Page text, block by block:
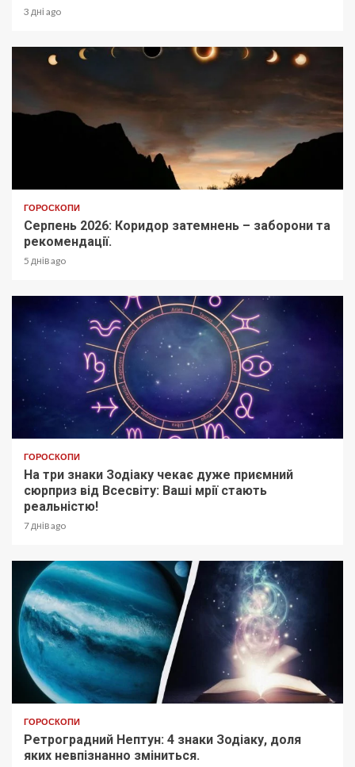
3 дні ago
ГОРОСКОПИ
Серпень 2026: Коридор затемнень – заборони та
рекомендації.
5 днів ago
ГОРОСКОПИ
На три знаки Зодіаку чекає дуже приємний
сюрприз від Всесвіту: Ваші мрії стають
реальністю!
7 днів ago
ГОРОСКОПИ
Ретроградний Нептун: 4 знаки Зодіаку, доля
яких невпізнанно зміниться.